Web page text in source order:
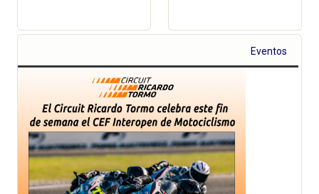
Eventos